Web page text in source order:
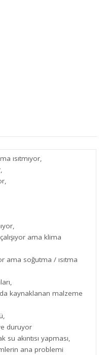
ısıtmıyor,
ama klima
ama soğutma / ısıtma
kaynaklanan malzeme
duruyor
su akıntısı yapması,
ana problemi